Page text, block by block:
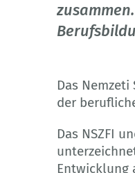
Das
der
Das NSZFI
Entwicklung